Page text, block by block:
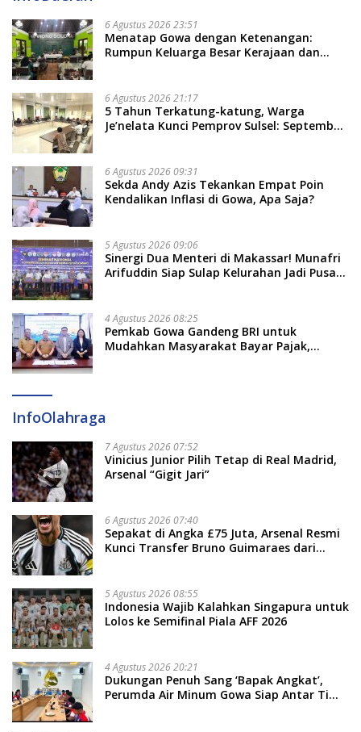
6 Agustus 2026 23:51
Menatap Gowa dengan Ketenangan:
Rumpun Keluarga Besar Kerajaan dan
Soal Adat dan Adab
6 Agustus 2026 21:17
5 Tahun Terkatung-katung, Warga
Je’nelata Kunci Pemprov Sulsel: September
6 Agustus 2026 09:31
Sekda Andy Azis Tekankan Empat Poin
Kendalikan Inflasi di Gowa, Apa Saja?
5 Agustus 2026 09:06
Sinergi Dua Menteri di Makassar! Munafri
Arifuddin Siap Sulap Kelurahan Jadi Pusat
4 Agustus 2026 08:25
Pemkab Gowa Gandeng BRI untuk
Mudahkan Masyarakat Bayar Pajak,
InfoOlahraga
7 Agustus 2026 07:52
Vinicius Junior Pilih Tetap di Real Madrid,
Arsenal “Gigit Jari”
6 Agustus 2026 07:40
Sepakat di Angka £75 Juta, Arsenal Resmi
Kunci Transfer Bruno Guimaraes dari
5 Agustus 2026 08:55
Indonesia Wajib Kalahkan Singapura untuk
Lolos ke Semifinal Piala AFF 2026
4 Agustus 2026 20:21
Dukungan Penuh Sang ‘Bapak Angkat’,
Perumda Air Minum Gowa Siap Antar Tim